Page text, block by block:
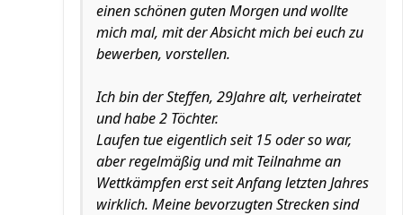
einen schönen guten Morgen und wollte
mich mal, mit der Absicht mich bei euch zu
bewerben, vorstellen.
Ich bin der Steffen, 29Jahre alt, verheiratet
und habe 2 Töchter.
Laufen tue eigentlich seit 15 oder so war,
aber regelmäßig und mit Teilnahme an
Wettkämpfen erst seit Anfang letzten Jahres
wirklich. Meine bevorzugten Strecken sind